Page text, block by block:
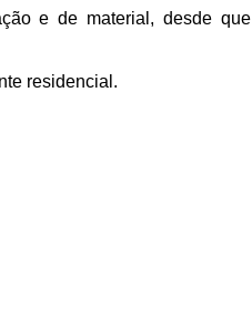
e de material, desde que
residencial.